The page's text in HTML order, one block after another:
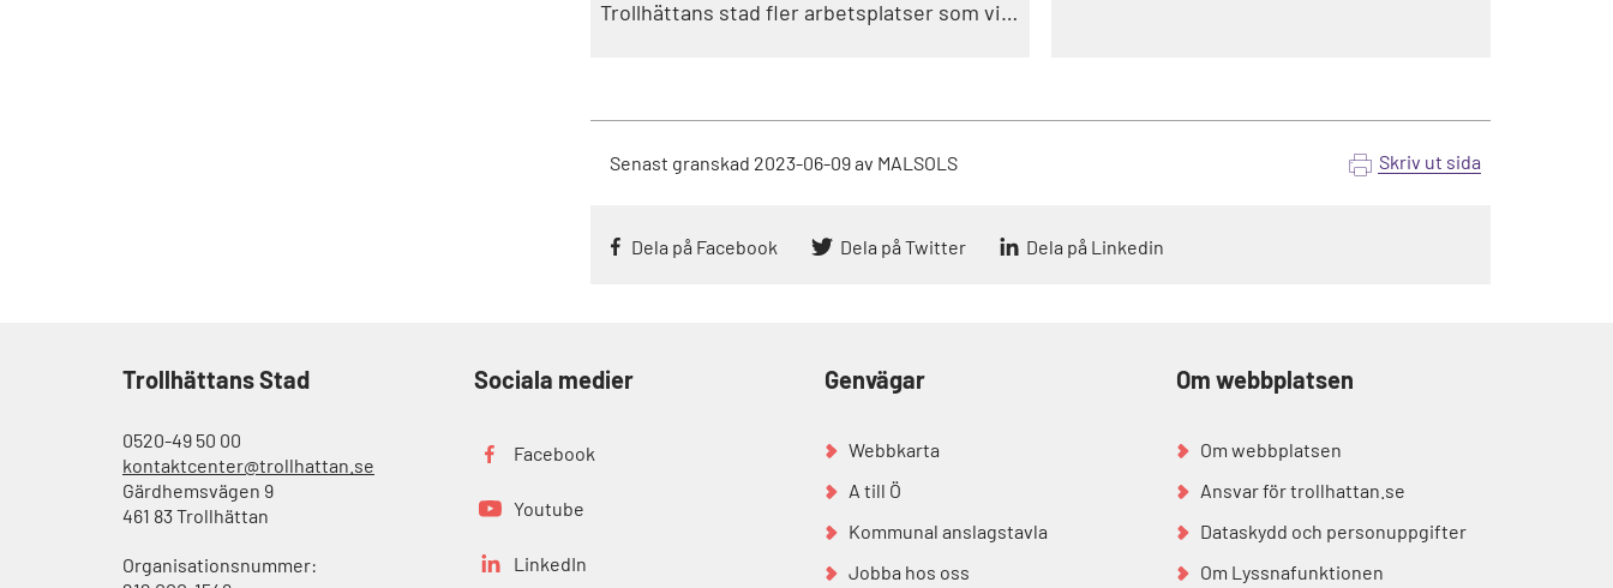
Trollhättans stad fler arbetsplatser som vill
Senast granskad 2023-06-09av MALSOLS Skriv ut sida
Dela på Facebook Dela på Twitter Dela på Linkedin
Trollhättans Stad
0520-49 50 00
kontaktcenter@trollhattan.se
Gärdhemsvägen 9
461 83 Trollhättan
Organisationsnummer:
Sociala medier
Facebook
Youtube
LinkedIn
Genvägar
Webbkarta
A till Ö
Kommunal anslagstavla
Jobba hos oss
Om webbplatsen
Om webbplatsen
Ansvar för trollhattan.se
Dataskydd och personuppgifter
Om Lyssnafunktionen